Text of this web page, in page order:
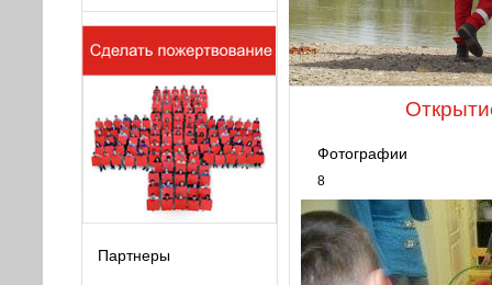
Партнеры
Фотографии
8